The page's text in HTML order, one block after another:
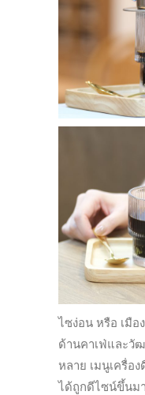
ไซง่อน หรือ เมือ
ด้านคาเฟ่และวั
หลาย เมนูเครื่อง
ได้ถูกดีไซน์ขึ้นม